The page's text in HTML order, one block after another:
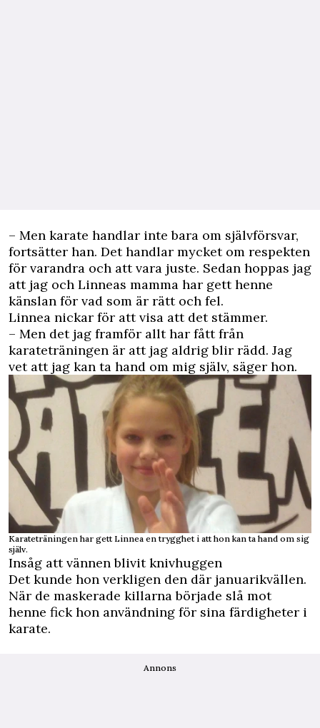
– Men karate handlar inte bara om självförsvar,
fortsätter han. Det handlar mycket om respekten
för varandra och att vara juste. Sedan hoppas jag
att jag och Linneas mamma har gett henne
känslan för vad som är rätt och fel.
Linnea nickar för att visa att det stämmer.
– Men det jag framför allt har fått från
karateträningen är att jag aldrig blir rädd. Jag
vet att jag kan ta hand om mig själv, säger hon.
Karateträningen har gett Linnea en trygghet i att hon kan ta hand om sig
själv.
Insåg att vännen blivit knivhuggen
Det kunde hon verkligen den där januarikvällen.
När de maskerade killarna började slå mot
henne fick hon användning för sina färdigheter i
karate.
Annons